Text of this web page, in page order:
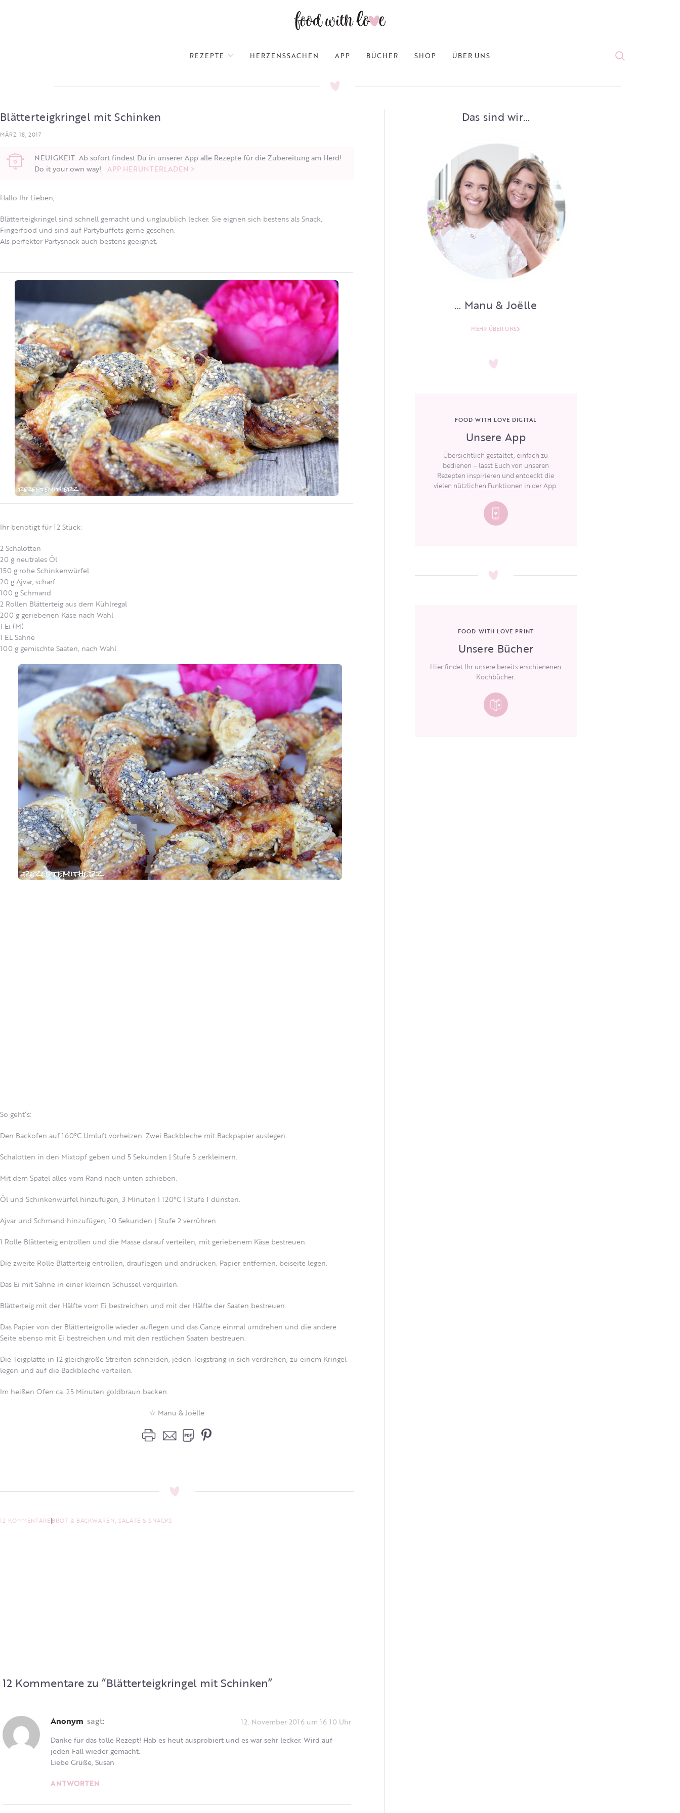
REZEPTE HERZENSSACHEN APP BÜCHER SHOP ÜBER UNS
Blätterteigkringel mit Schinken
MÄRZ 18, 2017
NEUIGKEIT: Ab sofort findest Du in unserer App alle Rezepte für die Zubereitung am Herd!
Do it your own way! APP HERUNTERLADEN >
Hallo Ihr Lieben,
Blätterteigkringel sind schnell gemacht und unglaublich lecker. Sie eignen sich bestens als Snack,
Fingerfood und sind auf Partybuffets gerne gesehen.
Als perfekter Partysnack auch bestens geeignet.
Ihr benötigt für 12 Stück:
2 Schalotten
20 g neutrales Öl
150 g rohe Schinkenwürfel
20 g Ajvar, scharf
100 g Schmand
2 Rollen Blätterteig aus dem Kühlregal
200 g geriebenen Käse nach Wahl
1 Ei (M)
1 EL Sahne
100 g gemischte Saaten, nach Wahl
So geht´s:
Den Backofen auf 160°C Umluft vorheizen. Zwei Backbleche mit Backpapier auslegen.
Schalotten in den Mixtopf geben und 5 Sekunden | Stufe 5 zerkleinern.
Mit dem Spatel alles vom Rand nach unten schieben.
Öl und Schinkenwürfel hinzufügen, 3 Minuten | 120°C | Stufe 1 dünsten.
Ajvar und Schmand hinzufügen, 10 Sekunden | Stufe 2 verrühren.
1 Rolle Blätterteig entrollen und die Masse darauf verteilen, mit geriebenem Käse bestreuen.
Die zweite Rolle Blätterteig entrollen, drauflegen und andrücken. Papier entfernen, beiseite legen.
Das Ei mit Sahne in einer kleinen Schüssel verquirlen.
Blätterteig mit der Hälfte vom Ei bestreichen und mit der Hälfte der Saaten bestreuen.
Das Papier von der Blätterteigrolle wieder auflegen und das Ganze einmal umdrehen und die andere
Seite ebenso mit Ei bestreichen und mit den restlichen Saaten bestreuen.
Die Teigplatte in 12 gleichgroße Streifen schneiden, jeden Teigstrang in sich verdrehen, zu einem Kringel
legen und auf die Backbleche verteilen.
Im heißen Ofen ca. 25 Minuten goldbraun backen.
☆ Manu & Joëlle
12 KOMMENTAREBROT & BACKWAREN, SALATE & SNACKS
12 Kommentare zu “Blätterteigkringel mit Schinken”
Anonym sagt:
12. November 2016 um 16:10 Uhr
Danke für das tolle Rezept! Hab es heut ausprobiert und es war sehr lecker. Wird auf
jeden Fall wieder gemacht.
Liebe Grüße, Susan
ANTWORTEN
Das sind wir…
… Manu & Joëlle
MEHR ÜBER UNS
FOOD WITH LOVE DIGITAL
Unsere App
Übersichtlich gestaltet, einfach zu
bedienen – lasst Euch von unseren
Rezepten inspirieren und entdeckt die
vielen nützlichen Funktionen in der App.
FOOD WITH LOVE PRINT
Unsere Bücher
Hier findet Ihr unsere bereits erschienenen
Kochbücher.